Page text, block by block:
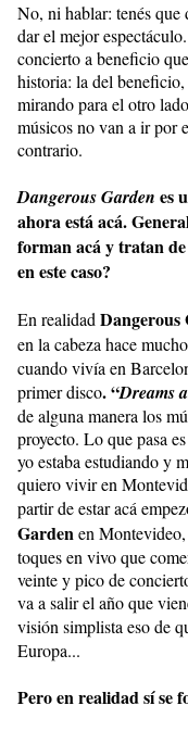
No, ni hablar: tenés que
dar el mejor
concierto a beneficio
historia: la del
mirando para el otro
músicos no van a ir por
contrario.
Dangerous Garden es
ahora está acá.
forman acá y tratan
en este caso?
En realidadDangerous
en la cabeza hace
cuando vivía en
primer disco. “Dreams
de alguna manera los
proyecto. Lo que pasa
yo estaba estudiando y
quiero vivir en
partir de estar acá
Gardenen
toques en vivo que
veinte y pico de
va a salir el año que
visión simplista eso de
Europa...
Pero en realidad sí se